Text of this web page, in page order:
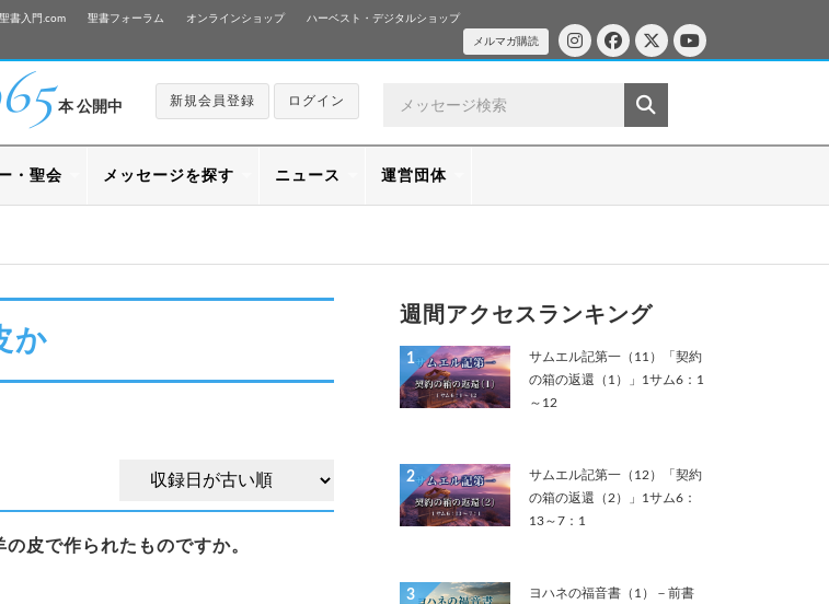
聖書入門.com 聖書フォーラム オンラインショップ ハーベスト・デジタルショップ
メルマガ購読
本 公開中 新規会員登録 ログイン
・聖会 メッセージを探す ニュース 運営団体
か
皮で作られたものですか。
週間アクセスランキング
1
サムエル記第一（11）「契約
の箱の返還（1）」1サム6：1
～12
2
サムエル記第一（12）「契約
の箱の返還（2）」1サム6：
13～7：1
3
ヨハネの福音書（1）－前書